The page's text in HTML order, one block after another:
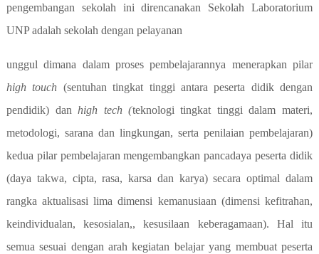
pengembangan sekolah ini direncanakan Sekolah Laboratorium
UNP adalah sekolah dengan pelayanan
unggul dimana dalam proses pembelajarannya menerapkan pilar
high touch (sentuhan tingkat tinggi antara peserta didik dengan
pendidik) dan high tech (teknologi tingkat tinggi dalam materi,
metodologi, sarana dan lingkungan, serta penilaian pembelajaran)
kedua pilar pembelajaran mengembangkan pancadaya peserta didik
(daya takwa, cipta, rasa, karsa dan karya) secara optimal dalam
rangka aktualisasi lima dimensi kemanusiaan (dimensi kefitrahan,
keindividualan, kesosialan,, kesusilaan keberagamaan). Hal itu
semua sesuai dengan arah kegiatan belajar yang membuat peserta